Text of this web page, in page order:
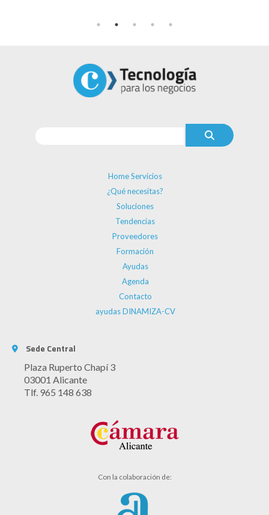
Home Servicios
¿Qué necesitas?
Soluciones
Tendencias
Proveedores
Formación
Ayudas
Agenda
Contacto
ayudas DINAMIZA-CV
Sede Central
Plaza Ruperto Chapí 3
03001 Alicante
Tlf. 965 148 638
Con la colaboración de: